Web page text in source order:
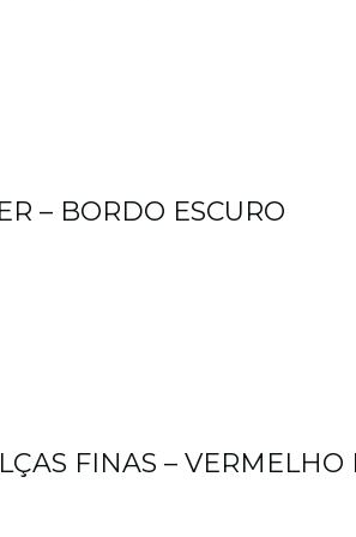
– BORDO ESCURO
FINAS – VERMELHO